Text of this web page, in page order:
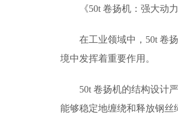
《50t 卷扬机：强大动
在工业领域中，50t 卷
境中发挥着重要作用。
50t 卷扬机的结构设计
能够稳定地缠绕和释放钢